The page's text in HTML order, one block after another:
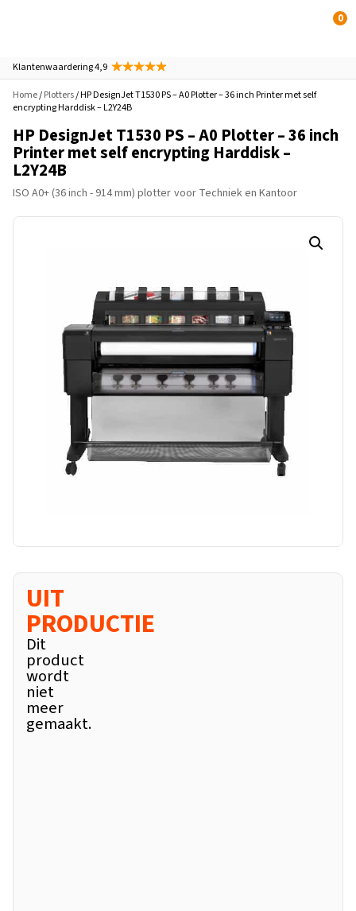
0
Klantenwaardering 4,9
Home/Plotters/ HP DesignJet T1530 PS – A0 Plotter – 36 inch Printer met self
encrypting Harddisk – L2Y24B
HP DesignJet T1530 PS – A0 Plotter – 36 inch
Printer met self encrypting Harddisk –
L2Y24B
ISO A0+ (36 inch - 914 mm) plotter voor Techniek en Kantoor
UIT
PRODUCTIE
Dit
product
wordt
niet
meer
gemaakt.